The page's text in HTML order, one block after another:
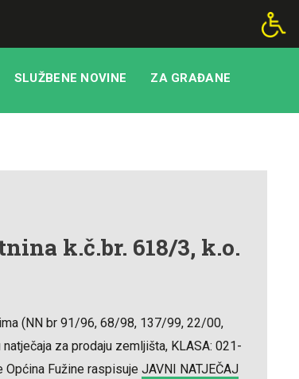
SLUŽBENE NOVINE ZA GRAĐANE
k.č.br. 618/3, k.o.
(NN br 91/96, 68/98, 137/99, 22/00,
za prodaju zemljišta, KLASA: 021-
Fužine raspisuje JAVNI NATJEČAJ